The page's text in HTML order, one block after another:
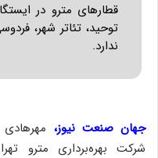
قطارهای مترو در
توحید، تئاتر شهر،
ندارد.
جهان صنعت نیوز،